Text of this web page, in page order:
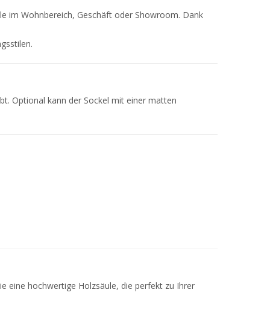
im Wohnbereich, Geschäft oder Showroom. Dank
Optional kann der Sockel mit einer matten
eine hochwertige Holzsäule, die perfekt zu Ihrer